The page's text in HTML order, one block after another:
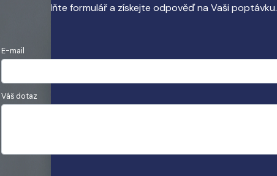
Vyplňte formulář a získejte odpověď na Vaši poptávku.
E-mail
Váš dotaz